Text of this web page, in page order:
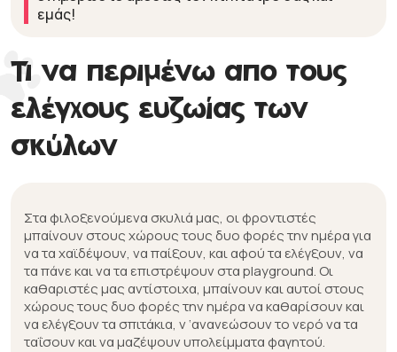
εμάς!
Τι να περιμένω απο τους
ελέγχους ευζωίας των
σκύλων
Στα φιλοξενούμενα σκυλιά μας, οι φροντιστές
μπαίνουν στους χώρους τους δυο φορές την ημέρα για
να τα χαϊδέψουν, να παίξουν, και αφού τα ελέγξουν, να
τα πάνε και να τα επιστρέψουν στα playground. Οι
καθαριστές μας αντίστοιχα, μπαίνουν και αυτοί στους
χώρους τους δυο φορές την ημέρα να καθαρίσουν και
να ελέγξουν τα σπιτάκια, ν ‘ανανεώσουν το νερό να τα
ταΐσουν και να μαζέψουν υπολείμματα φαγητού.